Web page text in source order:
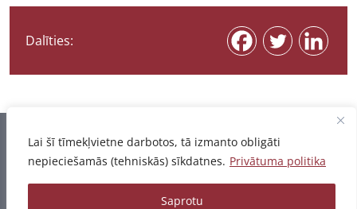
Lai šī tīmekļvietne darbotos, tā izmanto obligāti
nepieciešamās (tehniskās) sīkdatnes. Privātuma politika
Saprotu
Dalīties:
Informācija pēdējo reizi atjaunota 07.08.2026